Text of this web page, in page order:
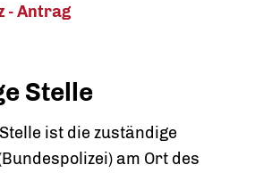
- Antrag
Stelle
ist die zuständige
am Ort des